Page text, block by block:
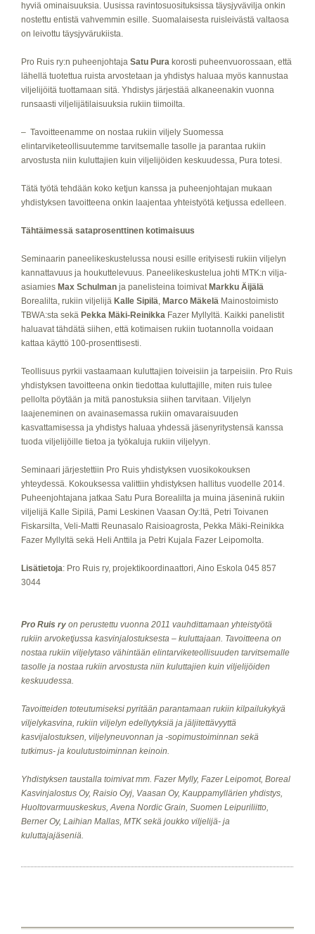
hyviä ominaisuuksia. Uusissa ravintosuosituksissa täysjyvävilja onkin
nostettu entistä vahvemmin esille. Suomalaisesta ruisleivästä valtaosa
on leivottu täysjyvärukiista.
Pro Ruis ry:n puheenjohtaja Satu Pura korosti puheenvuorossaan, että
lähellä tuotettua ruista arvostetaan ja yhdistys haluaa myös kannustaa
viljelijöitä tuottamaan sitä. Yhdistys järjestää alkaneenakin vuonna
runsaasti viljelijätilaisuuksia rukiin tiimoilta.
– Tavoitteenamme on nostaa rukiin viljely Suomessa
elintarviketeollisuutemme tarvitsemalle tasolle ja parantaa rukiin
arvostusta niin kuluttajien kuin viljelijöiden keskuudessa, Pura totesi.
Tätä työtä tehdään koko ketjun kanssa ja puheenjohtajan mukaan
yhdistyksen tavoitteena onkin laajentaa yhteistyötä ketjussa edelleen.
Tähtäimessä sataprosenttinen kotimaisuus
Seminaarin paneelikeskustelussa nousi esille erityisesti rukiin viljelyn
kannattavuus ja houkuttelevuus. Paneelikeskustelua johti MTK:n vilja-
asiamies Max Schulman ja panelisteina toimivat Markku Äijälä
Borealilta, rukiin viljelijä Kalle Sipilä, Marco Mäkelä Mainostoimisto
TBWA:sta sekä Pekka Mäki-Reinikka Fazer Myllyltä. Kaikki panelistit
haluavat tähdätä siihen, että kotimaisen rukiin tuotannolla voidaan
kattaa käyttö 100-prosenttisesti.
Teollisuus pyrkii vastaamaan kuluttajien toiveisiin ja tarpeisiin. Pro Ruis
yhdistyksen tavoitteena onkin tiedottaa kuluttajille, miten ruis tulee
pellolta pöytään ja mitä panostuksia siihen tarvitaan. Viljelyn
laajeneminen on avainasemassa rukiin omavaraisuuden
kasvattamisessa ja yhdistys haluaa yhdessä jäsenyritystensä kanssa
tuoda viljelijöille tietoa ja työkaluja rukiin viljelyyn.
Seminaari järjestettiin Pro Ruis yhdistyksen vuosikokouksen
yhteydessä. Kokouksessa valittiin yhdistyksen hallitus vuodelle 2014.
Puheenjohtajana jatkaa Satu Pura Borealilta ja muina jäseninä rukiin
viljelijä Kalle Sipilä, Pami Leskinen Vaasan Oy:ltä, Petri Toivanen
Fiskarsilta, Veli-Matti Reunasalo Raisioagrosta, Pekka Mäki-Reinikka
Fazer Myllyltä sekä Heli Anttila ja Petri Kujala Fazer Leipomolta.
Lisätietoja: Pro Ruis ry, projektikoordinaattori, Aino Eskola 045 857
3044
Pro Ruis ry on perustettu vuonna 2011 vauhdittamaan yhteistyötä
rukiin arvoketjussa kasvinjalostuksesta – kuluttajaan. Tavoitteena on
nostaa rukiin viljelytaso vähintään elintarviketeollisuuden tarvitsemalle
tasolle ja nostaa rukiin arvostusta niin kuluttajien kuin viljelijöiden
keskuudessa.
Tavoitteiden toteutumiseksi pyritään parantamaan rukiin kilpailukykyä
viljelykasvina, rukiin viljelyn edellytyksiä ja jäljitettävyyttä
kasvijalostuksen, viljelyneuvonnan ja -sopimustoiminnan sekä
tutkimus- ja koulutustoiminnan keinoin.
Yhdistyksen taustalla toimivat mm. Fazer Mylly, Fazer Leipomot, Boreal
Kasvinjalostus Oy, Raisio Oyj, Vaasan Oy, Kauppamyllärien yhdistys,
Huoltovarmuuskeskus, Avena Nordic Grain, Suomen Leipuriliitto,
Berner Oy, Laihian Mallas, MTK sekä joukko viljelijä- ja
kuluttajajäseniä.